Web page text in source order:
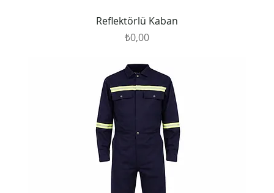
Reflektörlü Kaban
Fiyat
₺0,00